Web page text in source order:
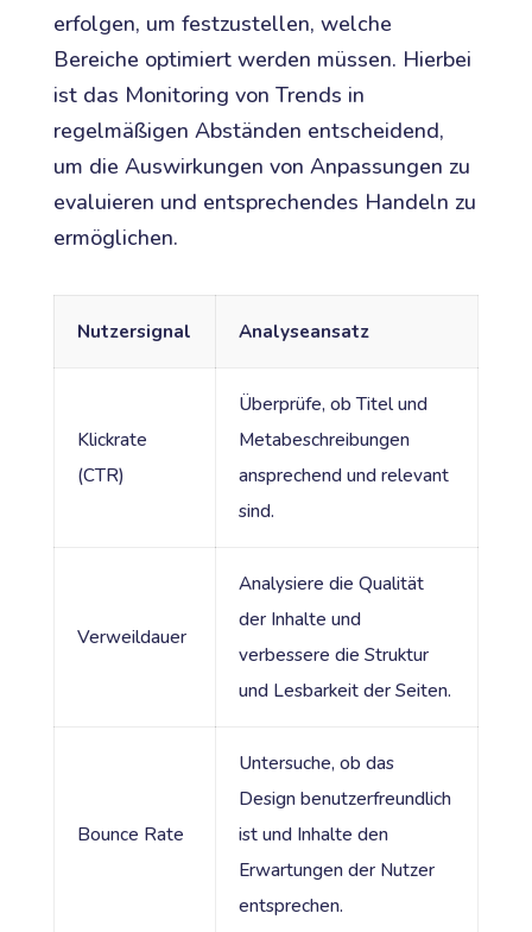
erfolgen, um festzustellen, welche
Bereiche optimiert werden müssen. Hierbei
ist das Monitoring von Trends in
regelmäßigen Abständen entscheidend,
um die Auswirkungen von Anpassungen zu
evaluieren und entsprechendes Handeln zu
ermöglichen.
Nutzersignal Analyseansatz
Klickrate
(CTR)
Überprüfe, ob Titel und
Metabeschreibungen
ansprechend und relevant
sind.
Verweildauer
Analysiere die Qualität
der Inhalte und
verbessere die Struktur
und Lesbarkeit der Seiten.
Bounce Rate
Untersuche, ob das
Design benutzerfreundlich
ist und Inhalte den
Erwartungen der Nutzer
entsprechen.